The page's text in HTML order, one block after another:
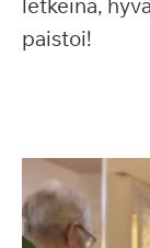
letkeinä,
paistoi!